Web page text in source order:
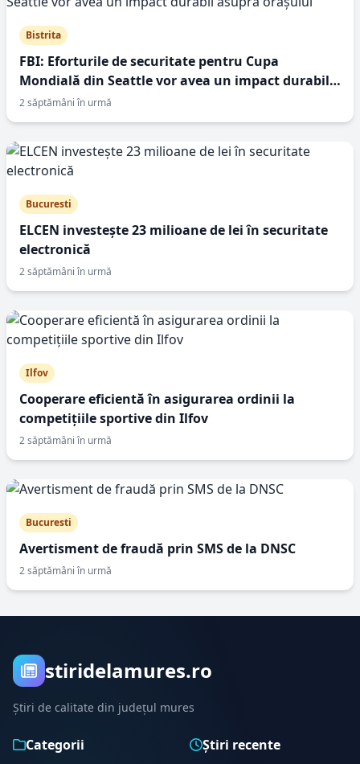
Bistrita
FBI: Eforturile de securitate pentru Cupa
Mondială din Seattle vor avea un impact durabil
asupra orașului
2 săptămâni în urmă
Bucuresti
ELCEN investește 23 milioane de lei în securitate
electronică
2 săptămâni în urmă
Ilfov
Cooperare eficientă în asigurarea ordinii la
competițiile sportive din Ilfov
2 săptămâni în urmă
Bucuresti
Avertisment de fraudă prin SMS de la DNSC
2 săptămâni în urmă
stiridelamures.ro
Știri de calitate din județul mures
Categorii Știri recente